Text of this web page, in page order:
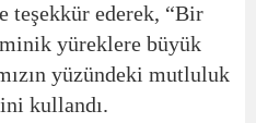
teşekkür ederek, “Bir
yüreklere büyük
yüzündeki mutluluk
kullandı.